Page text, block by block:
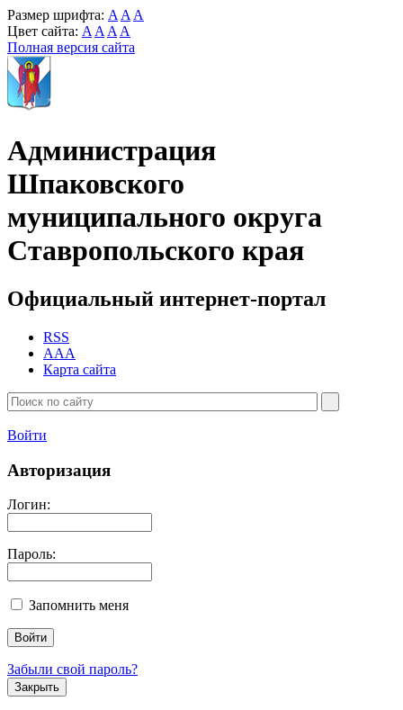
Размер шрифта: A A A
Цвет сайта: A A A A
Полная версия сайта
Администрация
Шпаковского
муниципального округа
Ставропольского края
Официальный интернет-портал
RSS
AAA
Карта сайта
Войти
Авторизация
Логин:
Пароль:
Запомнить меня
Забыли свой пароль?
Закрыть